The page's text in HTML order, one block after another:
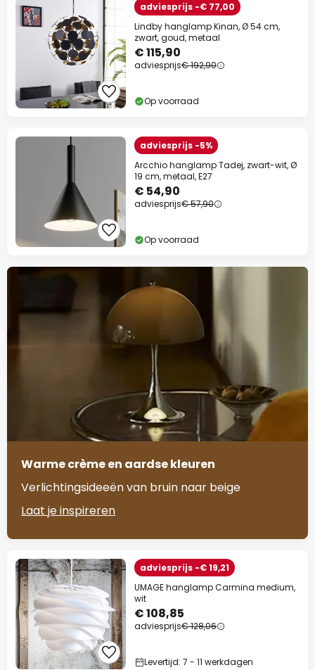
adviesprijs -€ 77,00
Lindby hanglamp Kinan, Ø 54 cm,
zwart, goud, metaal
€ 115,90
adviesprijs€ 192,90
Op voorraad
adviesprijs -5%
Arcchio hanglamp Tadej, zwart-wit, Ø
19 cm, metaal, E27
€ 54,90
adviesprijs€ 57,90
Op voorraad
Warme crème en aardse kleuren
Verlichtingsideeën van bruin naar beige
Laat je inspireren
adviesprijs -€ 19,21
UMAGE hanglamp Carmina medium,
wit
€ 108,85
adviesprijs€ 128,06
Levertijd: 7 - 11 werkdagen